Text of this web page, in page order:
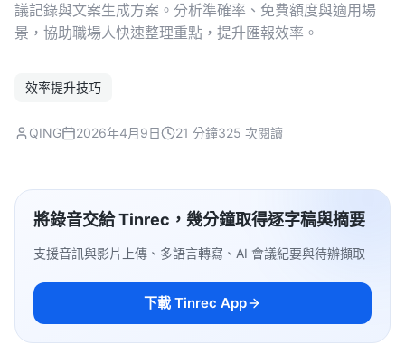
議記錄與文案生成方案。分析準確率、免費額度與適用場
景，協助職場人快速整理重點，提升匯報效率。
效率提升技巧
QING 2026年4月9日 21 分鐘325 次閱讀
將錄音交給 Tinrec，幾分鐘取得逐字稿與摘要
支援音訊與影片上傳、多語言轉寫、AI 會議紀要與待辦擷取
下載 Tinrec App